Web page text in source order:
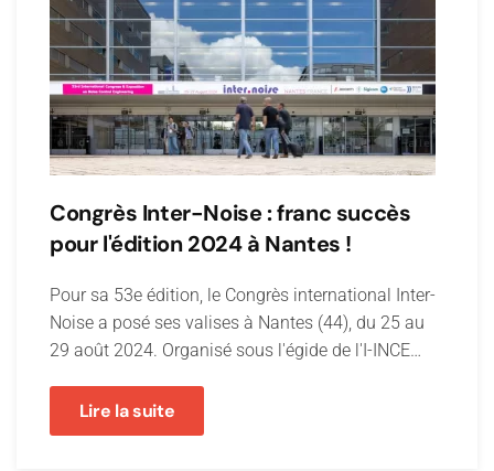
Congrès Inter-Noise : franc succès
pour l'édition 2024 à Nantes !
Pour sa 53e édition, le Congrès international Inter-
Noise a posé ses valises à Nantes (44), du 25 au
29 août 2024. Organisé sous l'égide de l'I-INCE…
Lire la suite